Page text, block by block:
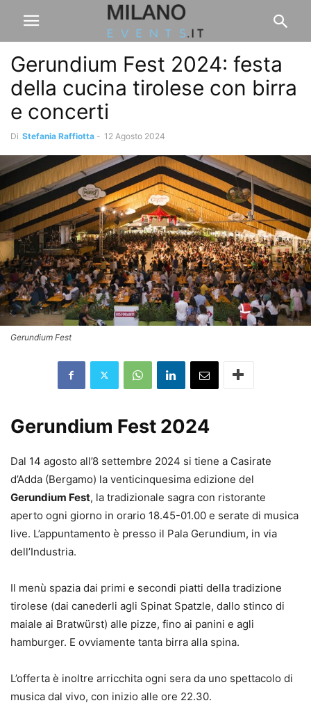
Gerundium Fest 2024: festa
della cucina tirolese con birra
e concerti
Di Stefania Raffiotta - 12 Agosto 2024
Gerundium Fest
Gerundium Fest 2024
Dal 14 agosto all’8 settembre 2024 si tiene a Casirate
d’Adda (Bergamo) la venticinquesima edizione del
Gerundium Fest, la tradizionale sagra con ristorante
aperto ogni giorno in orario 18.45-01.00 e serate di musica
live. L’appuntamento è presso il Pala Gerundium, in via
dell’Industria.
Il menù spazia dai primi e secondi piatti della tradizione
tirolese (dai canederli agli Spinat Spatzle, dallo stinco di
maiale ai Bratwürst) alle pizze, fino ai panini e agli
hamburger. E ovviamente tanta birra alla spina.
L’offerta è inoltre arricchita ogni sera da uno spettacolo di
musica dal vivo, con inizio alle ore 22.30.